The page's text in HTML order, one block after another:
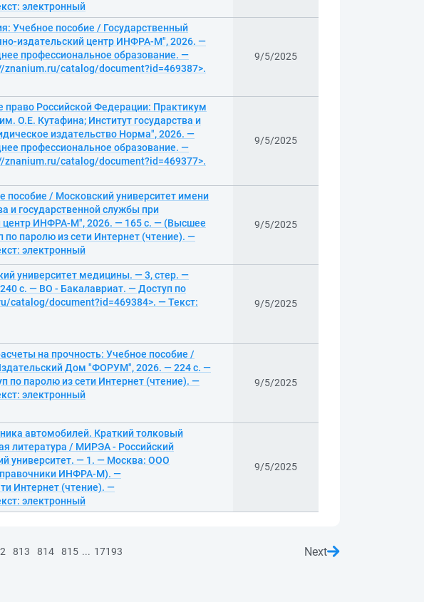
электронный
Учебное пособие / Государственный
издательский центр ИНФРА-М", 2026. —
профессиональное образование. —
znanium.ru/catalog/document?id=469387>.
9/5/2025
право Российской Федерации: Практикум
О.Е. Кутафина; Институт государства и
издательство Норма", 2026. —
профессиональное образование. —
znanium.ru/catalog/document?id=469377>.
9/5/2025
/ Московский университет имени
и государственной службы при
ИНФРА-М", 2026. — 165 с. — (Высшее
паролю из сети Интернет (чтение). —
электронный
9/5/2025
университет медицины. — 3, стер. —
с. — ВО - Бакалавриат. — Доступ по
catalog/document?id=469384>. — Текст:
9/5/2025
на прочность: Учебное пособие /
Дом "ФОРУМ", 2026. — 224 с. —
по паролю из сети Интернет (чтение). —
электронный
9/5/2025
автомобилей. Краткий толковый
литература / МИРЭА - Российский
университет. — 1. — Москва: ООО
ИНФРА-М). —
Интернет (чтение). —
электронный
9/5/2025
813 814 815 ... 17193 Next